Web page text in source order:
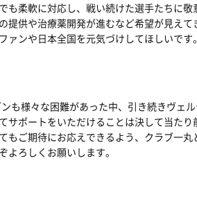
も柔軟に対応し、戦い続けた選手たちに敬
提供や治療薬開発が進むなど希望が見えて
ンや日本全国を元気づけしてほしいです。
も様々な困難があった中、引き続きヴェ
サポートをいただけることは決して当たり
もご期待にお応えできるよう、クラブ一丸
ろしくお願いします。